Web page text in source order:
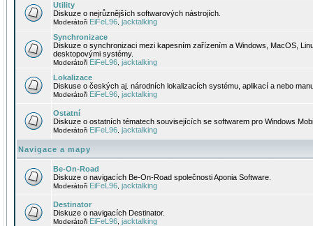
Utility
Diskuze o nejrůznějších softwarových nástrojích.
Moderátoři EiFeL96 jacktalking
Synchronizace
Diskuze o synchronizaci mezi kapesním zařízením a Windows, MacOS,
desktopovými systémy.
Moderátoři EiFeL96 jacktalking
Lokalizace
Diskuse o českých aj. národních lokalizacích systému, aplikací a nebo
Moderátoři EiFeL96 jacktalking
Ostatní
Diskuze o ostatních tématech souvisejících se softwarem pro Windows
Moderátoři EiFeL96 jacktalking
Navigace a mapy
Be-On-Road
Diskuze o navigacích Be-On-Road společnosti Aponia Software.
Moderátoři EiFeL96 jacktalking
Destinator
Diskuze o navigacích Destinator.
Moderátoři EiFeL96 jacktalking